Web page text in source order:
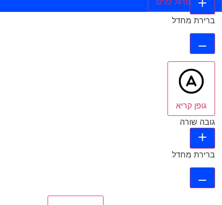
ברירת מחדל
גופן קריא
גובה שורה
ברירת מחדל